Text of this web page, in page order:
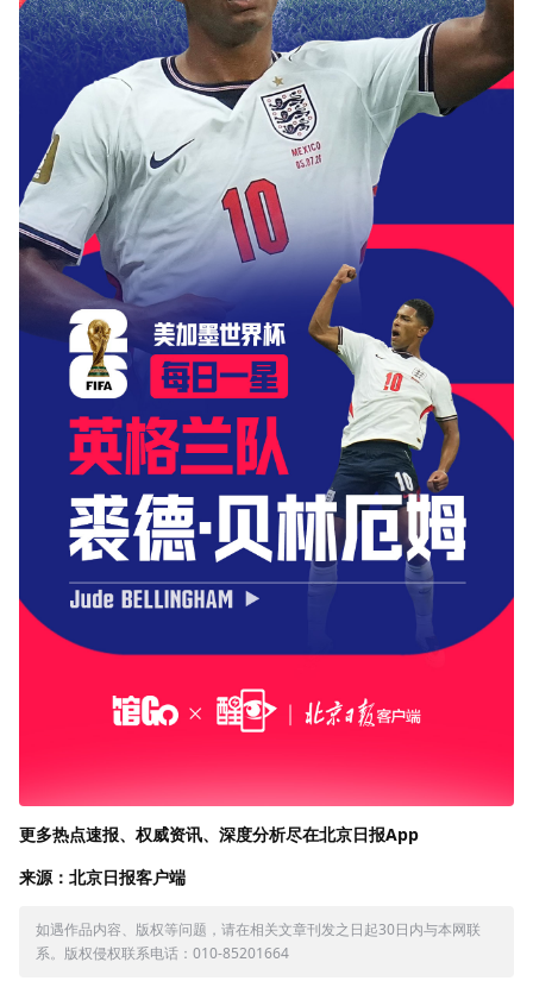
更多热点速报、权威资讯、深度分析尽在北京日报App
来源：北京日报客户端
如遇作品内容、版权等问题，请在相关文章刊发之日起30日内与本网联
系。版权侵权联系电话：010-85201664